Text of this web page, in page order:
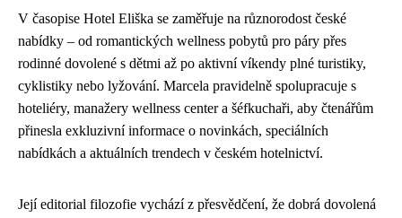
V časopise Hotel Eliška se zaměřuje na různorodost české
nabídky – od romantických wellness pobytů pro páry přes
rodinné dovolené s dětmi až po aktivní víkendy plné turistiky,
cyklistiky nebo lyžování. Marcela pravidelně spolupracuje s
hoteliéry, manažery wellness center a šéfkuchaři, aby čtenářům
přinesla exkluzivní informace o novinkách, speciálních
nabídkách a aktuálních trendech v českém hotelnictví.
Její editorial filozofie vychází z přesvědčení, že dobrá dovolená